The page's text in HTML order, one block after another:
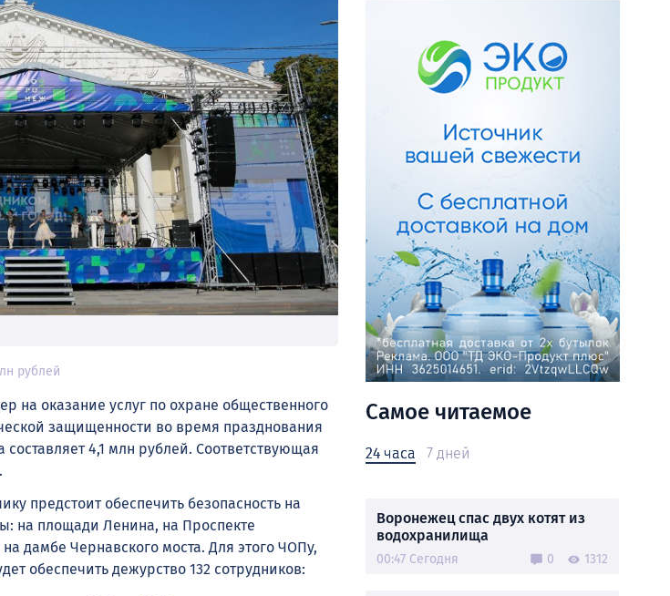
рублей
на оказание услуг по охране общественного
защищенности во время празднования
4,1 млн рублей. Соответствующая
предстоит обеспечить безопасность на
на площади Ленина, на Проспекте
дамбе Чернавского моста. Для этого ЧОПу,
обеспечить дежурство 132 сотрудников:
Самое читаемое
24 часа 7 дней
Воронежец спас двух котят из
водохранилища
00:47 Сегодня 0 1312